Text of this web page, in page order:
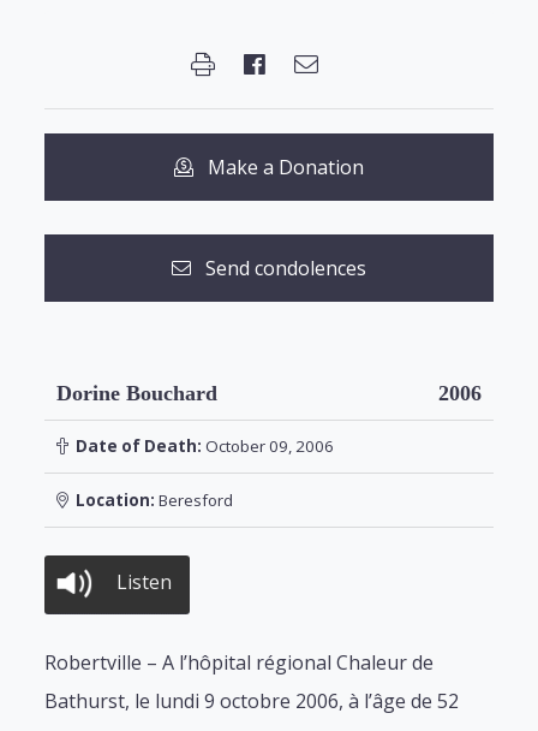
Make a Donation
Send condolences
Dorine Bouchard 2006
Date of Death: October 09, 2006
Location: Beresford
Listen
Robertville – A l’hôpital régional Chaleur de
Bathurst, le lundi 9 octobre 2006, à l’âge de 52